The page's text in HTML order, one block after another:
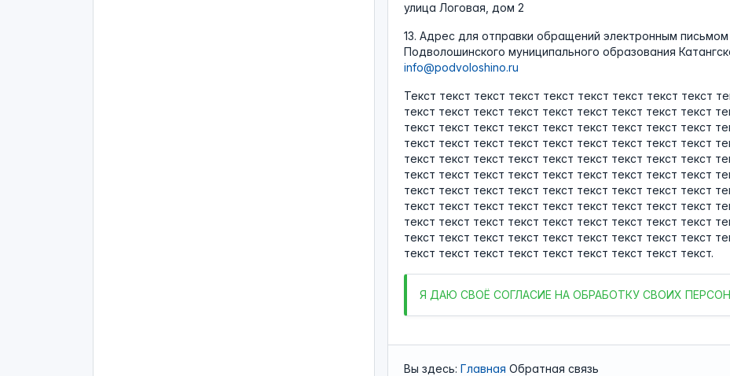
улица Логовая, дом 2
13. Адрес для отправки обращений электронным
Подволошинского муниципального образования
info@podvoloshino.ru
Текст текст текст текст текст текст текст текст текст
текст текст текст текст текст текст текст текст текст
текст текст текст текст текст текст текст текст текст
текст текст текст текст текст текст текст текст текст
текст текст текст текст текст текст текст текст текст
текст текст текст текст текст текст текст текст текст
текст текст текст текст текст текст текст текст текст
текст текст текст текст текст текст текст текст текст
текст текст текст текст текст текст текст текст текст
текст текст текст текст текст текст текст текст текст
текст текст текст текст текст текст текст текст текст.
Я ДАЮ СВОЁ СОГЛАСИЕ НА ОБРАБОТКУ СВОИХ
Вы здесь: Главная Обратная связь